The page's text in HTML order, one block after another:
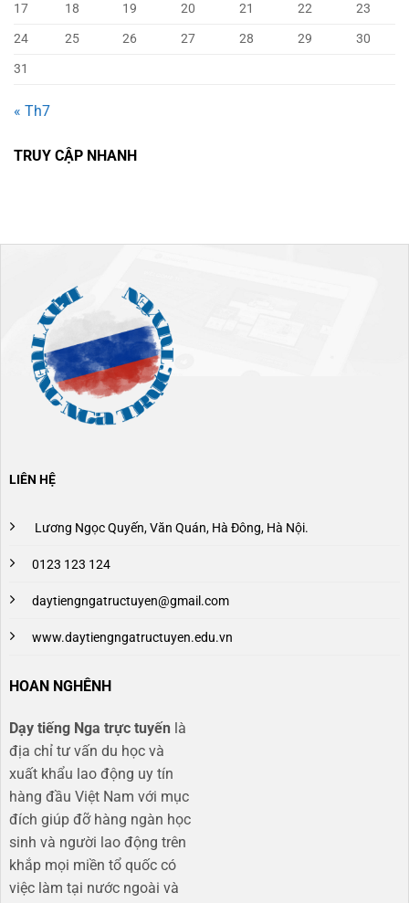
17
18 19 20 21 22
23
24
25 26 27 28 29
30
31
« Th7
TRUY CẬP NHANH
LIÊN HỆ
Lương Ngọc Quyến, Văn Quán, Hà Đông, Hà Nội.
0123 123 124
daytiengngatructuyen@gmail.com
www.daytiengngatructuyen.edu.vn
HOAN NGHÊNH
Dạy tiếng Nga trực tuyến là
địa chỉ tư vấn du học và
xuất khẩu lao động uy tín
hàng đầu Việt Nam với mục
đích giúp đỡ hàng ngàn học
sinh và người lao động trên
khắp mọi miền tổ quốc có
việc làm tại nước ngoài và